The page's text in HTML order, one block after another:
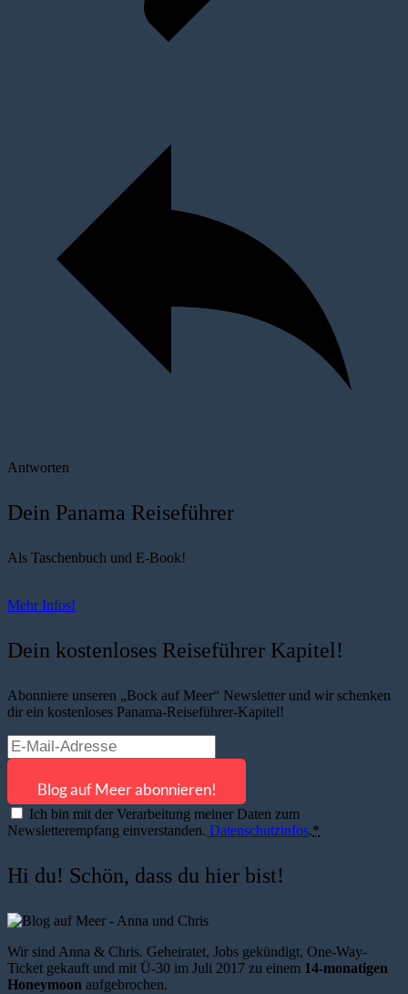
Antworten
Dein Panama Reiseführer
Als Taschenbuch und E-Book!
Mehr Infos!
Dein kostenloses Reiseführer Kapitel!
Abonniere unseren „Bock auf Meer“ Newsletter und wir schenken
dir ein kostenloses Panama-Reiseführer-Kapitel!
Ich bin mit der Verarbeitung meiner Daten zum
Newsletterempfang einverstanden. Datenschutzinfos.*
Hi du! Schön, dass du hier bist!
Wir sind Anna & Chris. Geheiratet, Jobs gekündigt, One-Way-
Ticket gekauft und mit Ü-30 im Juli 2017 zu einem 14-monatigen
Honeymoon aufgebrochen.